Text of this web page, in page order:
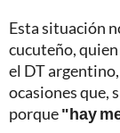
Esta situación
cucuteño,
el DT
ocasiones que,
porque"hay